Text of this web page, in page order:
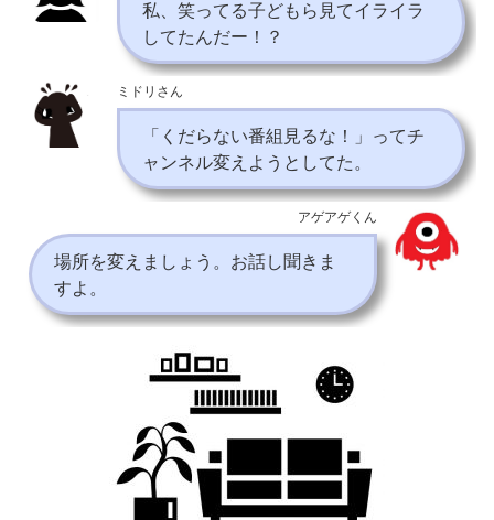
私、笑ってる子どもら見てイライラ
してたんだー！？
ミドリさん
「くだらない番組見るな！」ってチ
ャンネル変えようとしてた。
アゲアゲくん
場所を変えましょう。お話し聞きま
すよ。